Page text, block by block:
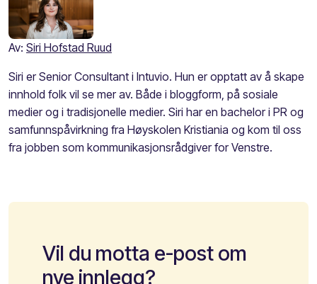
Av: Siri Hofstad Ruud
Siri er Senior Consultant i Intuvio. Hun er opptatt av å skape
innhold folk vil se mer av. Både i bloggform, på sosiale
medier og i tradisjonelle medier. Siri har en bachelor i PR og
samfunnspåvirkning fra Høyskolen Kristiania og kom til oss
fra jobben som kommunikasjonsrådgiver for Venstre.
Vil du motta e-post om
nye innlegg?